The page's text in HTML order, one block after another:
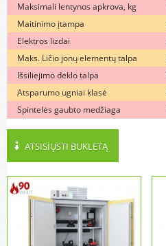
Maksimali lentynos apkrova, kg
Maitinimo įtampa
Elektros lizdai
Maks. Ličio jonų elementų talpa
Išsiliejimo dėklo talpa
Atsparumo ugniai klasė
Spintelės gaubto medžiaga
ATSISIŲSTI BUKLETĄ